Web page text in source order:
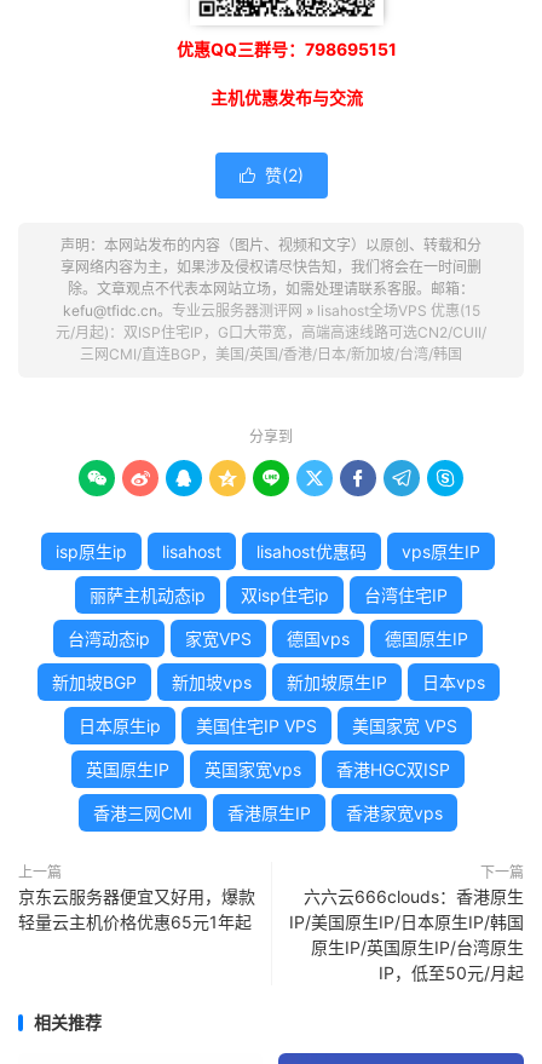
优惠QQ三群号：798695151
主机优惠发布与交流
 赞(2)
声明：本网站发布的内容（图片、视频和文字）以原创、转载和分
享网络内容为主，如果涉及侵权请尽快告知，我们将会在一时间删
除。文章观点不代表本网站立场，如需处理请联系客服。邮箱：
kefu@tfidc.cn。 专业云服务器测评网 » lisahost全场VPS 优惠(15
元/月起)：双ISP住宅IP，G口大带宽，高端高速线路可选CN2/CUII/
三网CMI/直连BGP，美国/英国/香港/日本/新加坡/台湾/韩国
分享到
        
isp原生ip lisahost lisahost优惠码 vps原生IP
丽萨主机动态ip 双isp住宅ip 台湾住宅IP
台湾动态ip 家宽VPS 德国vps 德国原生IP
新加坡BGP 新加坡vps 新加坡原生IP 日本vps
日本原生ip 美国住宅IP VPS 美国家宽 VPS
英国原生IP 英国家宽vps 香港HGC双ISP
香港三网CMI 香港原生IP 香港家宽vps
上一篇
京东云服务器便宜又好用，爆款
轻量云主机价格优惠65元1年起
下一篇
六六云666clouds：香港原生
IP/美国原生IP/日本原生IP/韩国
原生IP/英国原生IP/台湾原生
IP，低至50元/月起
相关推荐